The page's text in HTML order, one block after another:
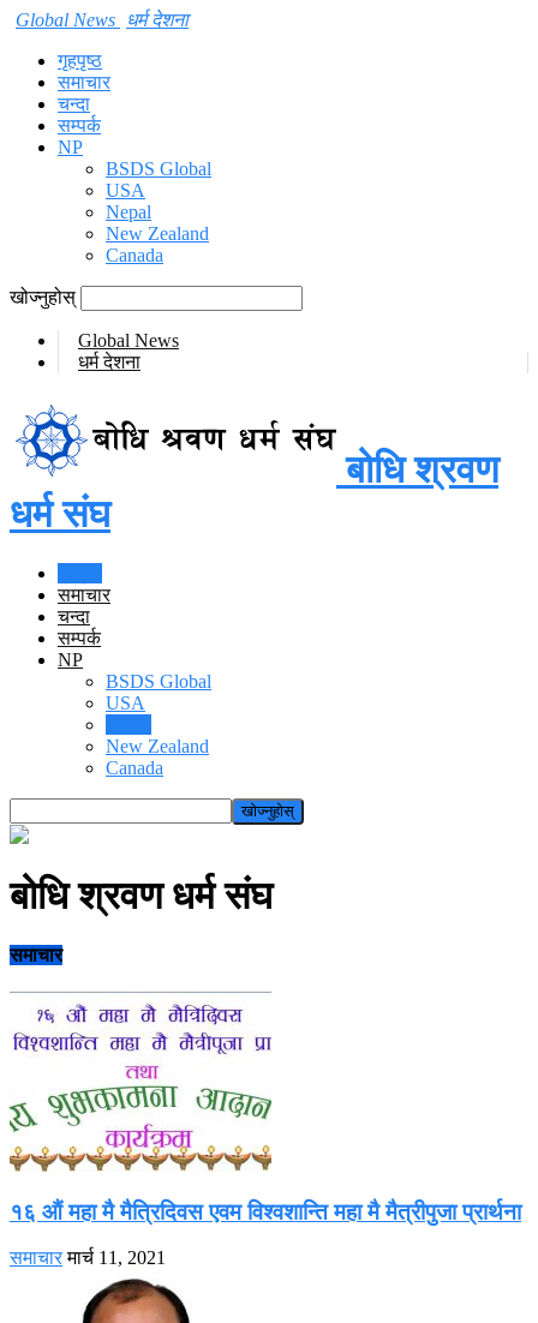
Global News
धर्म देशना
गृहपृष्ठ
समाचार
चन्दा
सम्पर्क
NP
BSDS Global
USA
Nepal
New Zealand
Canada
खोज्नुहोस्
Global News
धर्म देशना
बोधि श्रवण
धर्म संघ
समाचार
चन्दा
सम्पर्क
NP
BSDS Global
USA
New Zealand
Canada
बोधि श्रवण धर्म संघ
समाचार
१६ औं महा मै मैत्रिदिवस एवम विश्वशान्ति महा मै मैत्रीपुजा प्रार्थना
समाचार मार्च 11, 2021